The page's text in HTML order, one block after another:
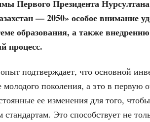
Первого Президента
— 2050» особое внимание
образования, а также
процесс.
подтверждает, что основной
поколения, а это в первую
ее изменения для того,
Это способствует не